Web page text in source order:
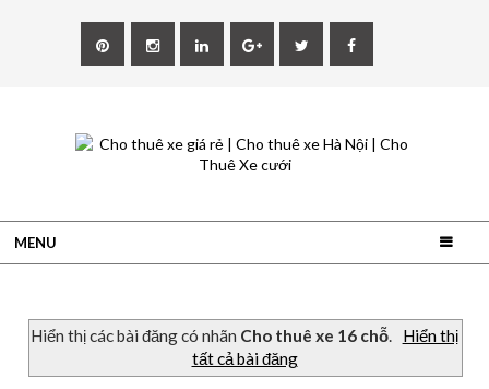
MENU
Hiển thị các bài đăng có nhãn Cho thuê xe 16 chỗ.
Hiển thị
tất cả bài đăng